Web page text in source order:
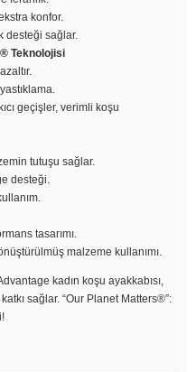
konfor.
desteği sağlar.
Teknolojisi
geçişler, verimli koşu
tutuşu sağlar.
desteği.
tasarımı.
malzeme kullanımı.
kadın koşu ayakkabısı,
sağlar. “Our Planet Matters®”: